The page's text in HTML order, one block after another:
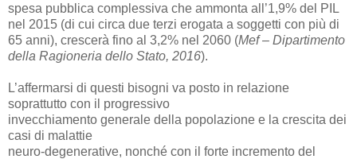
spesa pubblica complessiva che ammonta all’1,9% del PIL
nel 2015 (di cui circa due terzi erogata a soggetti con più di
65 anni), crescerà fino al 3,2% nel 2060 (Mef – Dipartimento
della Ragioneria dello Stato, 2016).
L’affermarsi di questi bisogni va posto in relazione
soprattutto con il progressivo
invecchiamento generale della popolazione e la crescita dei
casi di malattie
neuro-degenerative, nonché con il forte incremento del